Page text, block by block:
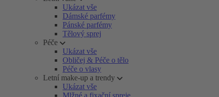
Ukázat vše
Dámské parfémy
Pánské parfémy
Tělový sprej
Péče
Ukázat vše
Obličej & Péče o tělo
Péče o vlasy
Letní make-up a trendy
Ukázat vše
Mlžné a fixační spreje